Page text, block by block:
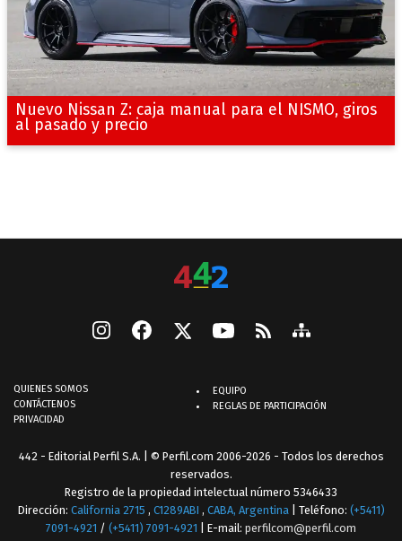
Nuevo Nissan Z: caja manual para el NISMO, giros
al pasado y precio
QUIENES SOMOS
CONTÁCTENOS
PRIVACIDAD
EQUIPO
REGLAS DE PARTICIPACIÓN
442 - Editorial Perfil S.A. | © Perfil.com 2006-2026 - Todos los derechos
reservados.
Registro de la propiedad intelectual número 5346433
Dirección: California 2715 , C1289ABI , CABA, Argentina | Teléfono: (+5411)
7091-4921 / (+5411) 7091-4921 | E-mail: perfilcom@perfil.com